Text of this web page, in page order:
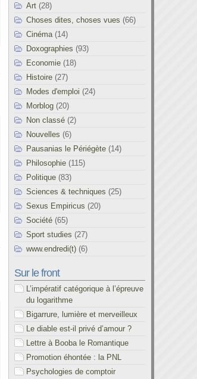
Art (28)
Choses dites, choses vues (66)
Cinéma (14)
Doxographies (93)
Economie (18)
Histoire (27)
Modes d'emploi (24)
Morblog (20)
Non classé (2)
Nouvelles (6)
Pausanias le Périégète (14)
Philosophie (115)
Politique (83)
Sciences & techniques (25)
Sexus Empiricus (20)
Société (65)
Sport studies (27)
www.endredi(t) (6)
Sur le front
L’impératif catégorique à l’épreuve
du logarithme
Bigarrure, lumière et merveilleux
Le diable est-il privé d’amour ?
Lettre à Booba le Romantique
Promotion éhontée : la PNL
Psychologies de comptoir